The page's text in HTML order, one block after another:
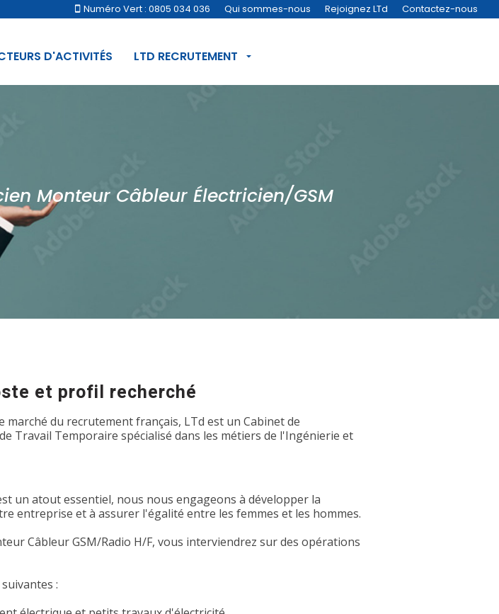
Numéro Vert : 0805 034 036 Qui sommes-nous Rejoignez LTd Contactez-nous
D'ACTIVITÉS LTD RECRUTEMENT
Monteur Câbleur Électricien/GSM
et profil recherché
marché du recrutement français, LTd est un Cabinet de
Travail Temporaire spécialisé dans les métiers de l'Ingénierie et
un atout essentiel, nous nous engageons à développer la
entreprise et à assurer l'égalité entre les femmes et les hommes.
Câbleur GSM/Radio H/F, vous interviendrez sur des opérations
: